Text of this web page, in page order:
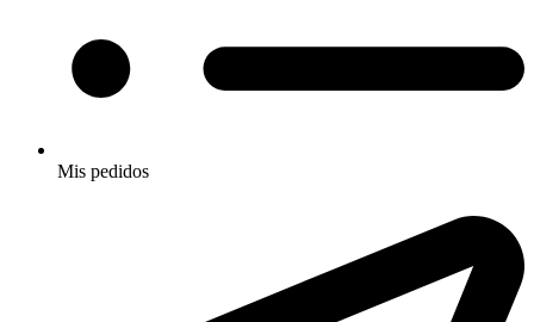
Mis pedidos